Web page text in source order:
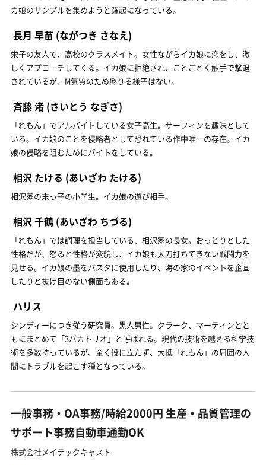
カ娘のサンプルを集めようと躍起になっている。
長月 早苗 (ながつき さなえ)
栄子の友人で、高校のクラスメイト。女性ながらイカ娘に恋をし、激
しくアプローチしてくる。イカ娘に拒絶され、ことごとく触手で撃退
されているが、M気質のため懲りる様子はない。
斉藤 渚 (さいとう なぎさ)
「れもん」でアルバイトしている女子高生。サーフィンを趣味として
いる。イカ娘のことを侵略者として恐れている作中唯一の存在。イカ
娘の侵略を阻むためにバイトをしている。
相沢 たける (あいざわ たける)
相沢家の末っ子の小学生。イカ娘の遊び相手。
相沢 千鶴 (あいざわ ちづる)
「れもん」では調理を担当している、相沢家の長女。おっとりとした
性格だが、怒ると性格が変貌し、イカ娘も太刀打ちできない戦闘力を
見せる。イカ娘の墨をパスタに使用したり、海の家のイベントを企画
したりと抜け目のない側面もある。
ハリス
シンディーにつき従う研究員。黒人男性。クラーク、マーティンとと
もにまとめて「3バカトリオ」と呼ばれる。現代の技術を越える科学技
術を多数持っているが、全く役に立たず、大抵「れもん」の周囲の人
間にトラブルを起こす種となっている。
一般事務・OA事務/時給2000円 生産・品質管理の
サポート事務自動車通勤OK
株式会社メイテックキャスト